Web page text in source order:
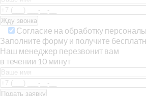
Согласие на обработку
Заполните форму и получите
Наш менеджер перезвонит вам
в течении 10 минут